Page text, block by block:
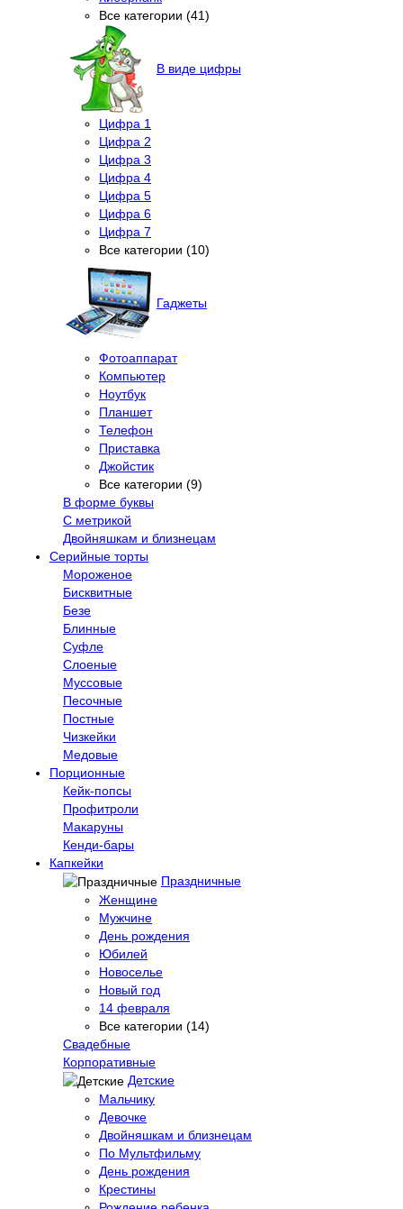
Все категории (41)
В виде цифры
Цифра 1
Цифра 2
Цифра 3
Цифра 4
Цифра 5
Цифра 6
Цифра 7
Все категории (10)
Гаджеты
Фотоаппарат
Компьютер
Ноутбук
Планшет
Телефон
Приставка
Джойстик
Все категории (9)
В форме буквы
С метрикой
Двойняшкам и близнецам
Серийные торты
Мороженое
Бисквитные
Безе
Блинные
Суфле
Слоеные
Муссовые
Песочные
Постные
Чизкейки
Медовые
Порционные
Кейк-попсы
Профитроли
Макаруны
Кенди-бары
Капкейки
Праздничные
Женщине
Мужчине
День рождения
Юбилей
Новоселье
Новый год
14 февраля
Все категории (14)
Свадебные
Корпоративные
Детские
Мальчику
Девочке
Двойняшкам и близнецам
По Мультфильму
День рождения
Крестины